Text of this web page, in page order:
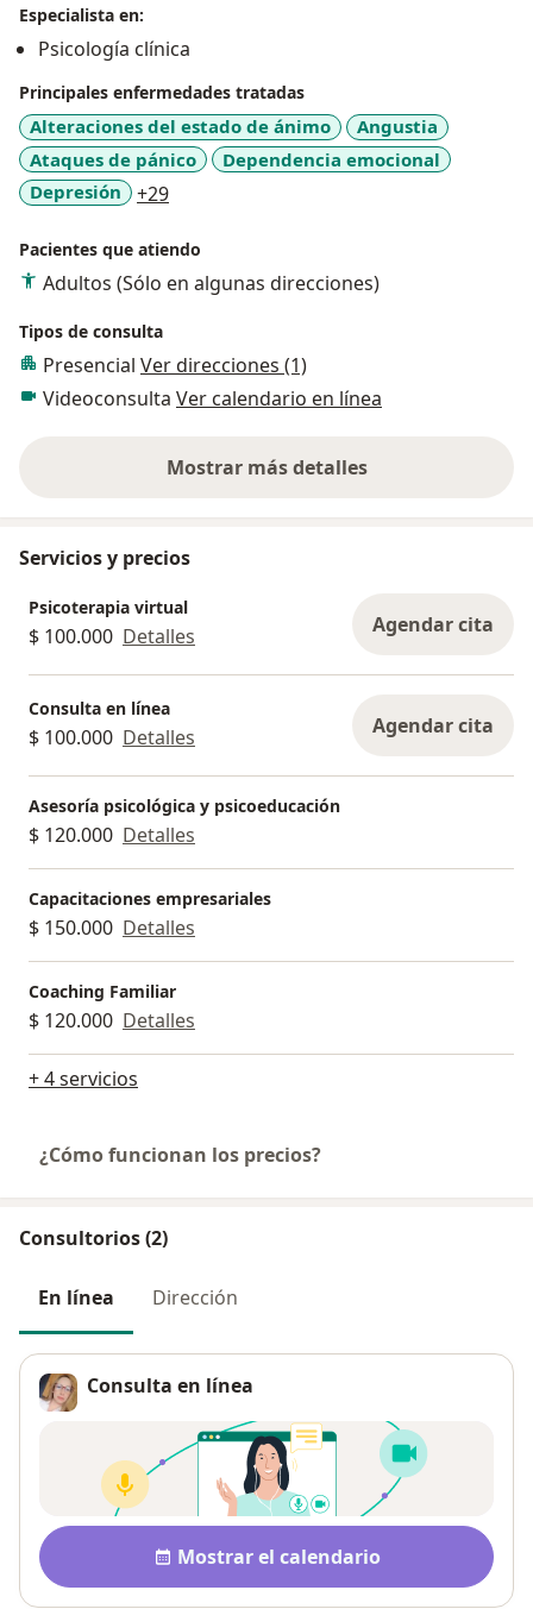
Especialista en:
Psicología clínica
Principales enfermedades tratadas
Alteraciones del estado de ánimo
Angustia
Ataques de pánico
Dependencia emocional
Depresión
+29a11y_sr_more_diseases
Pacientes que atiendo
Adultos (Sólo en algunas direcciones)
Tipos de consulta
Presencial Ver direcciones (1)
Videoconsulta Ver calendario en línea
Mostrar más detalles
sobre la experiencia
Servicios y precios
Psicoterapia virtual
$ 100.000 Detalles Agendar cita
Consulta en línea
$ 100.000 Detalles Agendar cita
Asesoría psicológica y psicoeducación
$ 120.000 Detalles
Capacitaciones empresariales
$ 150.000 Detalles
Coaching Familiar
$ 120.000 Detalles
+ 4 servicios
¿Cómo funcionan los precios?
Consultorios (2)
En línea Dirección
Consulta en línea
Disponibilidad
Mostrar el calendario